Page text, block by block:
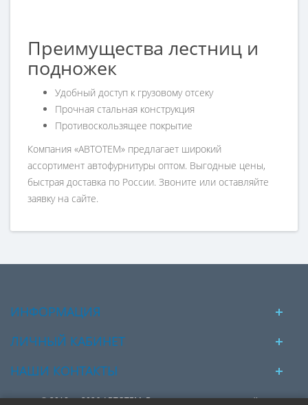
Преимущества лестниц и
подножек
Удобный доступ к грузовому отсеку
Прочная стальная конструкция
Противоскользящее покрытие
Компания «АВТОТЕМ» предлагает широкий
ассортимент автофурнитуры оптом. Выгодные цены,
быстрая доставка по России. Звоните или оставляйте
заявку на сайте.
ИНФОРМАЦИЯ
ЛИЧНЫЙ КАБИНЕТ
НАШИ КОНТАКТЫ
© 2018 — 2026 АВТОТЕМ. Вся представленная на сайте